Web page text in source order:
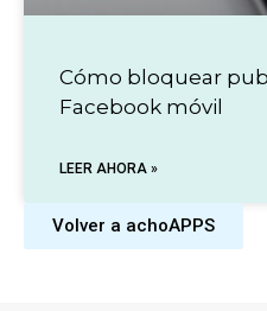
Cómo bloquear
Facebook móvil
LEER AHORA »
Volver a achoAPPS